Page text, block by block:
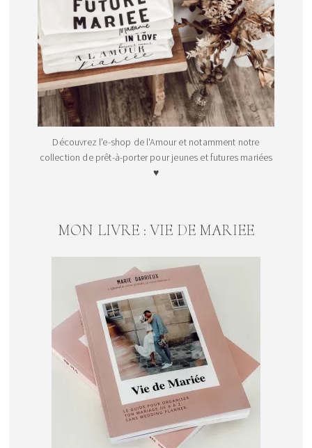
Découvrez l'e-shop de l'Amour et notamment notre
collection de prêt-à-porter pour jeunes et futures mariées
♥
MON LIVRE : VIE DE MARIEE